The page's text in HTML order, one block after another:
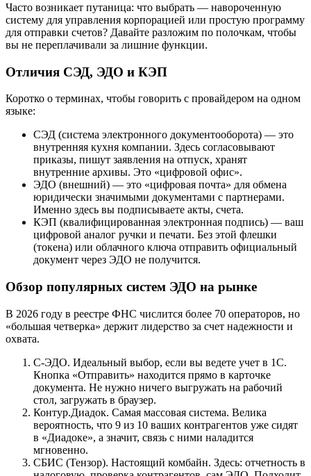
Часто возникает путаница: что выбрать — навороченную
систему для управления корпорацией или простую программу
для отправки счетов? Давайте разложим по полочкам, чтобы
вы не переплачивали за лишние функции.
Отличия СЭД, ЭДО и КЭП
Коротко о терминах, чтобы говорить с провайдером на одном
языке:
СЭД (система электронного документооборота) — это
внутренняя кухня компании. Здесь согласовывают
приказы, пишут заявления на отпуск, хранят
внутренние архивы. Это «цифровой офис».
ЭДО (внешний) — это «цифровая почта» для обмена
юридически значимыми документами с партнерами.
Именно здесь вы подписываете акты, счета.
КЭП (квалифицированная электронная подпись) — ваш
цифровой аналог ручки и печати. Без этой флешки
(токена) или облачного ключа отправить официальный
документ через ЭДО не получится.
Обзор популярных систем ЭДО на рынке
В 2026 году в реестре ФНС числится более 70 операторов, но
«большая четверка» держит лидерство за счет надежности и
охвата.
С-ЭДО. Идеальный выбор, если вы ведете учет в 1С.
Кнопка «Отправить» находится прямо в карточке
документа. Не нужно ничего выгружать на рабочий
стол, загружать в браузер.
Контур.Диадок. Самая массовая система. Велика
вероятность, что 9 из 10 ваших контрагентов уже сидят
в «Диадоке», а значит, связь с ними наладится
мгновенно.
СБИС (Тензор). Настоящий комбайн. Здесь: отчетность в